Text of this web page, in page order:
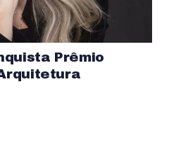
Prêmio